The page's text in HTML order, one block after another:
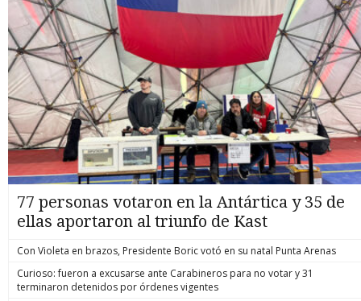
77 personas votaron en la Antártica y 35 de
ellas aportaron al triunfo de Kast
Con Violeta en brazos, Presidente Boric votó en su natal Punta Arenas
Curioso: fueron a excusarse ante Carabineros para no votar y 31
terminaron detenidos por órdenes vigentes